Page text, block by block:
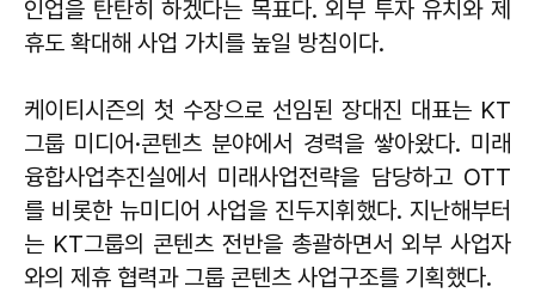
인업을 탄탄히 하겠다는 목표다. 외부 투자 유치와 제
휴도 확대해 사업 가치를 높일 방침이다.
케이티시즌의 첫 수장으로 선임된 장대진 대표는 KT
그룹 미디어·콘텐츠 분야에서 경력을 쌓아왔다. 미래
융합사업추진실에서 미래사업전략을 담당하고 OTT
를 비롯한 뉴미디어 사업을 진두지휘했다. 지난해부터
는 KT그룹의 콘텐츠 전반을 총괄하면서 외부 사업자
와의 제휴 협력과 그룹 콘텐츠 사업구조를 기획했다.